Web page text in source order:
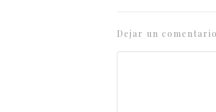
Dejar un comentario